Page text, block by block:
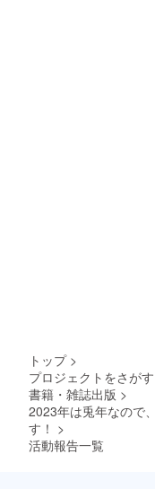
トップ >
プロジェクトをさがす
書籍・雑誌出版 >
2023年は兎年なので
す！ >
活動報告一覧